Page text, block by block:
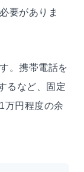
要がありま
。携帯電話を
るなど、固定
万円程度の余